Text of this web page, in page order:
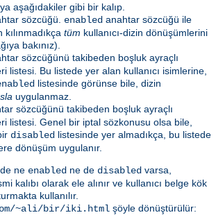
aşağıdakiler gibi bir kalıp.
sözcüğü. enabled anahtar sözcüğü ile
tüm kullanıcı-dizin dönüşümlerini
bakınız).
sözcüğünü takibeden boşluk ayraçlı
listesi. Bu listede yer alan kullanıcı isimlerine,
listesinde görünse bile, dizin
uygulanmaz.
sözcüğünü takibeden boşluk ayraçlı
listesi. Genel bir iptal sözkonusu olsa bile,
disabled listesinde yer almadıkça, bu listede
dönüşüm uygulanır.
ne enabled ne de disabled varsa,
kalıbı olarak ele alınır ve kullanıcı belge kök
kullanılır.
~ali/bir/iki.html şöyle dönüştürülür: